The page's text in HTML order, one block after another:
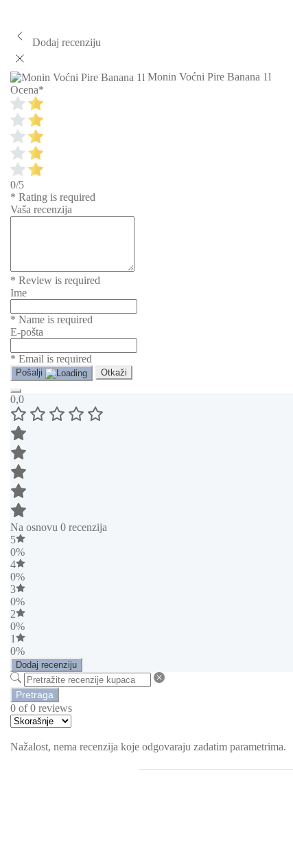
Dodaj recenziju
Monin Voćni Pire Banana 1l
Ocena*
0/5
* Rating is required
Vaša recenzija
* Review is required
Ime
* Name is required
E-pošta
* Email is required
Pošalji Otkaži
0,0
Na osnovu 0 recenzija
5
0%
4
0%
3
0%
2
0%
1
0%
Dodaj recenziju
Pretraga
0 of 0 reviews
Nažalost, nema recenzija koje odgovaraju zadatim parametrima.